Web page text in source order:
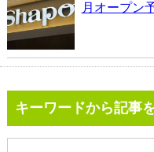
月オープン
キーワードから記事